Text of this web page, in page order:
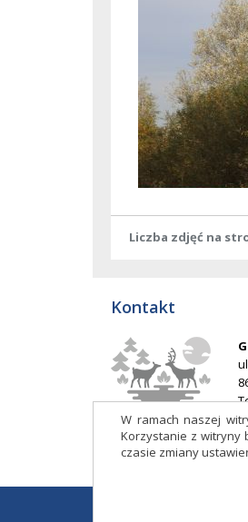
W ramach naszej
Korzystanie z witryny
czasie zmiany
Liczba zdjęć na
Kontakt